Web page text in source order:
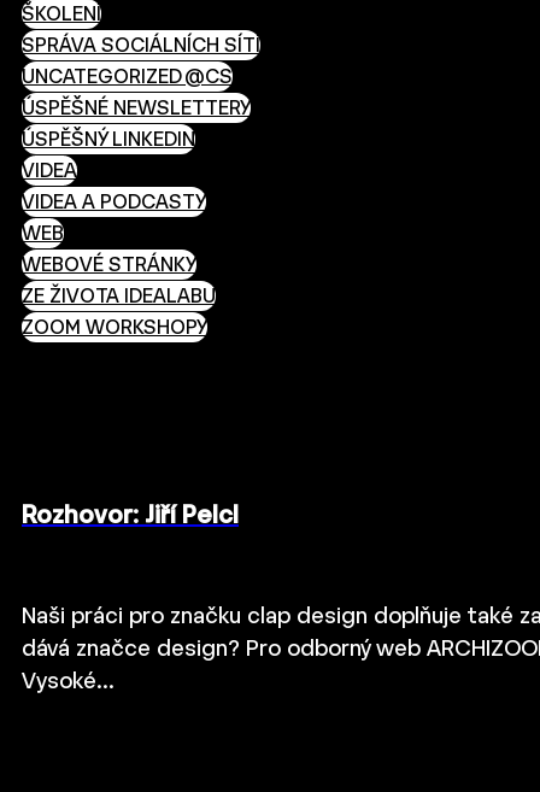
ŠKOLENÍ
SPRÁVA SOCIÁLNÍCH SÍTÍ
UNCATEGORIZED @CS
ÚSPĚŠNÉ NEWSLETTERY
ÚSPĚŠNÝ LINKEDIN
VIDEA
VIDEA A PODCASTY
WEB
WEBOVÉ STRÁNKY
ZE ŽIVOTA IDEALABU
ZOOM WORKSHOPY
Rozhovor: Jiří Pelcl
Naši práci pro značku clap design doplňuje také
dává značce design? Pro odborný web
Vysoké…